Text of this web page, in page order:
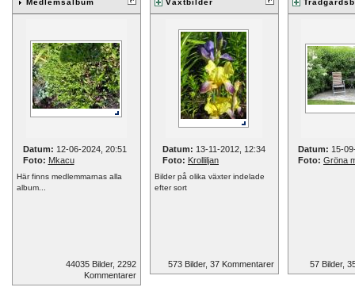
Medlemsalbum
Datum: 12-06-2024, 20:51
Foto: Mkacu
Här finns medlemmarnas alla
album...
44035 Bilder, 2292
Kommentarer
Växtbilder
Datum: 13-11-2012, 12:34
Foto: Krolliljan
Bilder på olika växter indelade
efter sort
573 Bilder, 37 Kommentarer
Datum: 15-
Foto: Gröna
57 Bilder,